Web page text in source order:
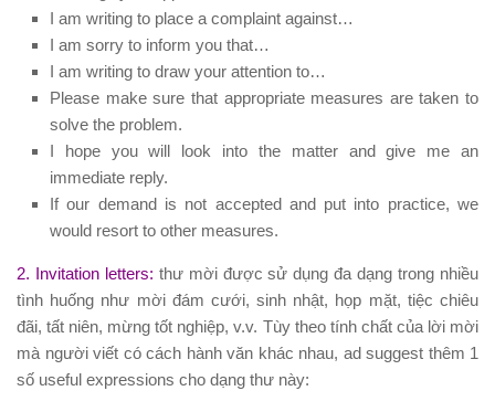
I am writing to place a complaint against…
I am sorry to inform you that…
I am writing to draw your attention to…
Please make sure that appropriate measures are taken to
solve the problem.
I hope you will look into the matter and give me an
immediate reply.
If our demand is not accepted and put into practice, we
would resort to other measures.
2. Invitation letters: thư mời được sử dụng đa dạng trong nhiều
tình huống như mời đám cưới, sinh nhật, họp mặt, tiệc chiêu
đãi, tất niên, mừng tốt nghiệp, v.v. Tùy theo tính chất của lời mời
mà người viết có cách hành văn khác nhau, ad suggest thêm 1
số useful expressions cho dạng thư này: